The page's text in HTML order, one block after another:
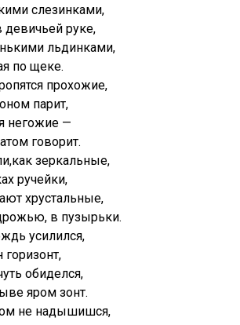
слезинками,
девичьей руке,
льдинками,
по щеке.
прохожие,
парит,
негожие —
говорит.
зеркальные,
ручейки,
хрустальные,
в пузырьки.
усилился,
обиделся,
яром зонт.
не надышишся,